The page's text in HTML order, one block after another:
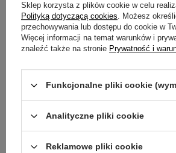
Cosmos lampa ogrodowa latarnia mała
36,5x105cm czarny 1x40W E27 IP44
Ostatnio
Sklep korzysta z plików cookie w celu
Polityką dotyczącą cookies. Możesz
przechowywania lub dostępu do cookie w
Więcej informacji na temat warunków i
znaleźć także na stronie Prywatność i
Funkcjonalne pliki cookie
Analityczne pliki cookie
Reklamowe pliki cookie